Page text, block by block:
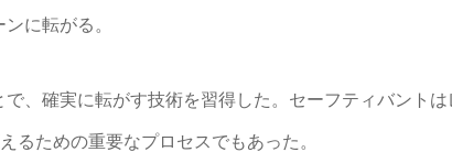
に転がる。
確実に転がす技術を習得した。セーフティバントは
るための重要なプロセスでもあった。